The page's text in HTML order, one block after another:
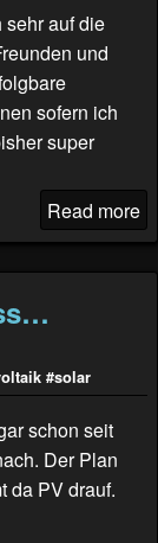
auf die
und
sofern ich
super
Read more
#solar
schon seit
Der Plan
da PV drauf.